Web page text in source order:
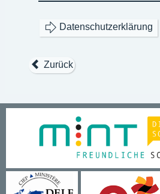
Datenschutzerklärung
Zurück